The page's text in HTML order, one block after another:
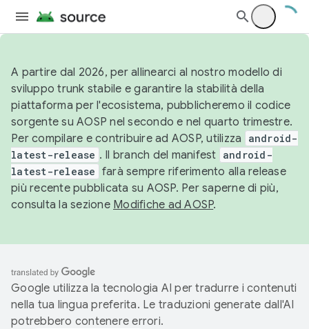
A partire dal 2026, per allinearci al nostro modello di
sviluppo trunk stabile e garantire la stabilità della
piattaforma per l'ecosistema, pubblicheremo il codice
sorgente su AOSP nel secondo e nel quarto trimestre.
Per compilare e contribuire ad AOSP, utilizza
android-
latest-release . Il branch del manifest android-
latest-release farà sempre riferimento alla release
più recente pubblicata su AOSP. Per saperne di più,
consulta la sezione Modifiche ad AOSP.
Google utilizza la tecnologia AI per tradurre i contenuti
nella tua lingua preferita. Le traduzioni generate dall'AI
potrebbero contenere errori.